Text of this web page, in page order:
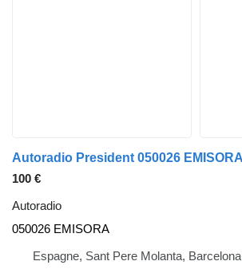
100 €
Autoradio
050026 EMISORA
Espagne, Sant Pere Molanta, Barcelona